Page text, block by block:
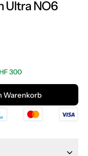
Ultra NO6
300
Warenkorb
Warenkorb